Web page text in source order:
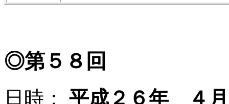
◎第５８回
日時：
平成２６年 ４